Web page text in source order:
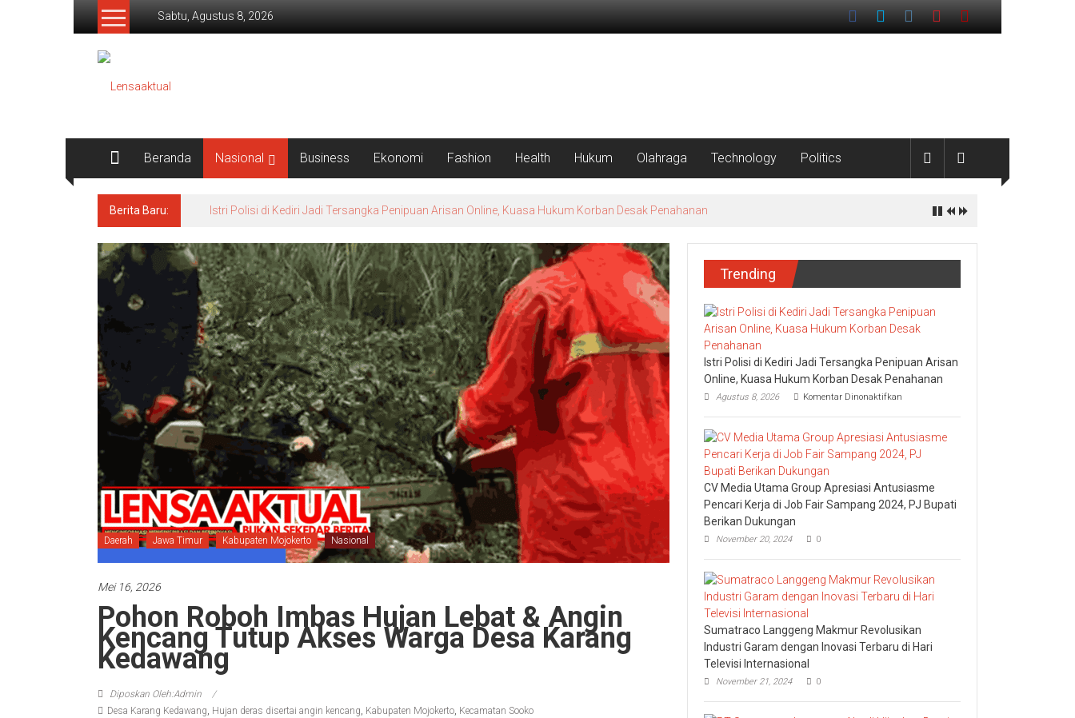
Lompat
Sabtu, Agustus 8, 2026
Lensaaktual
Beranda Nasional Business Ekonomi Fashion Health Hukum Olahraga Technology Politics
Berita Baru: Dugaan Masalah Keuangan KPRI Sejahtera Diselidiki Kejari Jombang, Sejumlah Pihak Bakal Dipanggil
Daerah Jawa Timur Kabupaten Mojokerto Nasional
Mei 16, 2026
Pohon Roboh Imbas Hujan Lebat & Angin
Kencang Tutup Akses Warga Desa Karang
Kedawang
Diposkan Oleh:Admin
Desa Karang Kedawang, Hujan deras disertai angin kencang, Kabupaten Mojokerto, Kecamatan Sooko
Trending
Istri Polisi di Kediri Jadi Tersangka Penipuan Arisan
Online, Kuasa Hukum Korban Desak Penahanan
Agustus 8, 2026 Komentar Dinonaktifkan
Polisi
Kediri
Jadi
Penipuan
Online,
Desak
CV Media Utama Group Apresiasi Antusiasme
Pencari Kerja di Job Fair Sampang 2024, PJ Bupati
Berikan Dukungan
November 20, 2024 0
Sumatraco Langgeng Makmur Revolusikan
Industri Garam dengan Inovasi Terbaru di Hari
Televisi Internasional
November 21, 2024 0